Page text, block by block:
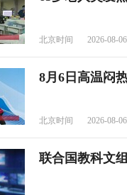
北京时间 2026-08-
8月6日高温闷
北京时间 2026-08-
联合国教科文